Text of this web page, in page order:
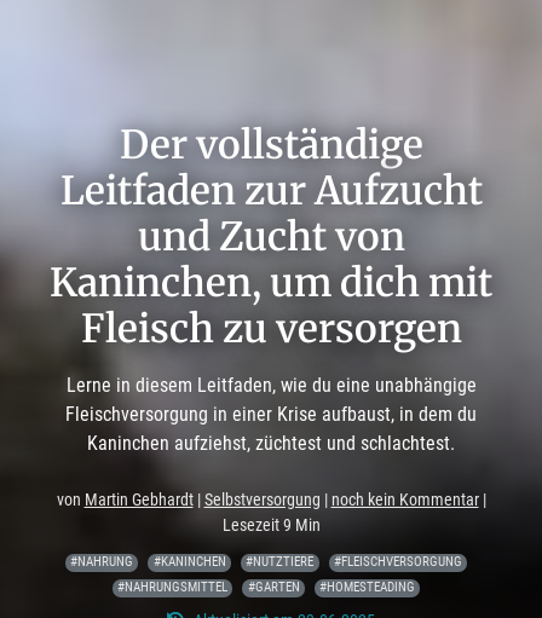
Der vollständige
Leitfaden zur Aufzucht
und Zucht von
Kaninchen, um dich mit
Fleisch zu versorgen
Lerne in diesem Leitfaden, wie du eine unabhängige
Fleischversorgung in einer Krise aufbaust, in dem du
Kaninchen aufziehst, züchtest und schlachtest.
von Martin Gebhardt|Selbstversorgung | noch kein Kommentar|
Lesezeit 9 Min
#NAHRUNG #KANINCHEN #NUTZTIERE
#FLEISCHVERSORGUNG
#NAHRUNGSMITTEL
#GARTEN #HOMESTEADING